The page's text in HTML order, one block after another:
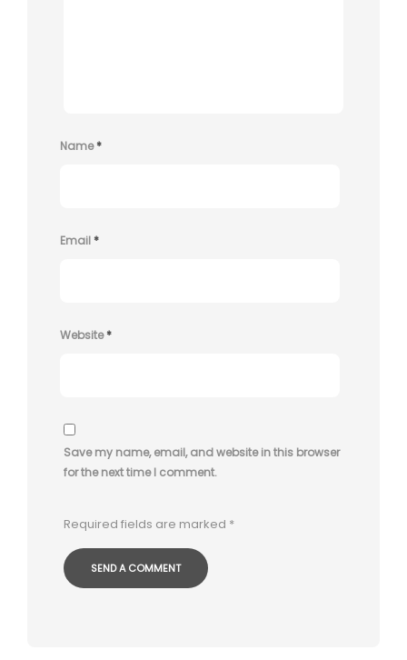
Name*
Email*
Website*
Save my name, email, and website in this browser
for the next time I comment.
Required fields are marked *